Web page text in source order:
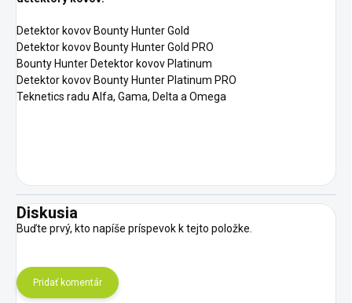
Detektor kovov Bounty Hunter Gold
Detektor kovov Bounty Hunter Gold PRO
Bounty Hunter Detektor kovov Platinum
Detektor kovov Bounty Hunter Platinum PRO
Teknetics radu Alfa, Gama, Delta a Omega
Diskusia
Buďte prvý, kto napíše príspevok k tejto položke.
Pridať komentár